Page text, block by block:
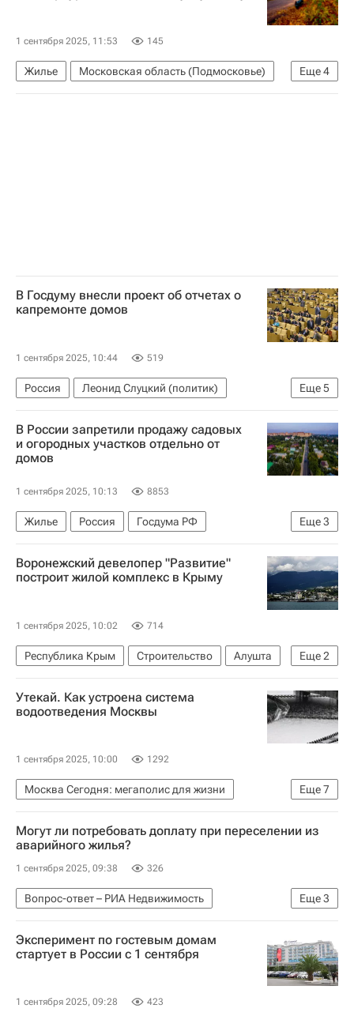
1 сентября 2025, 11:53 145
Еще4
Жилье
Московская область (Подмосковье)
Россия
"Дом.РФ"
В Госдуму внесли проект об отчетах о
капремонте домов
1 сентября 2025, 10:44 519
Еще5
Россия
Леонид Слуцкий (политик)
Госдума РФ
ЛДПР Жилье
Капремонт
Законодательство
В России запретили продажу садовых
и огородных участков отдельно от
домов
1 сентября 2025, 10:13 8853
Еще3
Жилье Россия
Госдума РФ
Законодательство
Загородная недвижимость
Воронежский девелопер "Развитие"
построит жилой комплекс в Крыму
1 сентября 2025, 10:02 714
Еще2
Республика Крым Строительство
Алушта
Девелоперы
Жилье
Утекай. Как устроена система
водоотведения Москвы
1 сентября 2025, 10:00 1292
Еще7
Москва Сегодня: мегаполис для жизни
Москва
Город: детали – РИА Недвижимость
Городское хозяйство Москвы
Комплекс городского хозяйства Москвы
ЖКХ
Мосводоканал Новая Москва
Могут ли потребовать доплату при переселении из
аварийного жилья?
1 сентября 2025, 09:38 326
Еще3
Вопрос-ответ – РИА Недвижимость
Аварийные дома
Жилье
Другое - Вопрос-ответ - Полезное
Эксперимент по гостевым домам
стартует в России с 1 сентября
1 сентября 2025, 09:28 423